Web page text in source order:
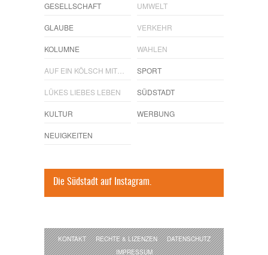
GESELLSCHAFT
GLAUBE
KOLUMNE
AUF EIN KÖLSCH MIT…
LÜKES LIEBES LEBEN
KULTUR
NEUIGKEITEN
UMWELT
VERKEHR
WAHLEN
SPORT
SÜDSTADT
WERBUNG
Die Südstadt auf Instagram.
KONTAKT RECHTE & LIZENZEN
DATENSCHUTZ
IMPRESSUM